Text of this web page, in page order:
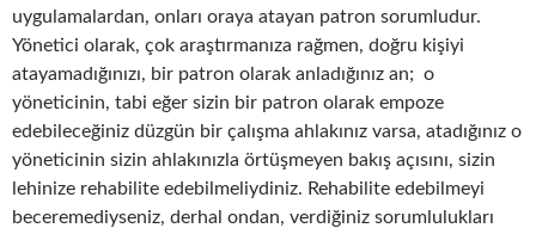
uygulamalardan, onları oraya atayan patron sorumludur.
Yönetici olarak, çok araştırmanıza rağmen, doğru kişiyi
atayamadığınızı, bir patron olarak anladığınız an; o
yöneticinin, tabi eğer sizin bir patron olarak empoze
edebileceğiniz düzgün bir çalışma ahlakınız varsa, atadığınız o
yöneticinin sizin ahlakınızla örtüşmeyen bakış açısını, sizin
lehinize rehabilite edebilmeliydiniz. Rehabilite edebilmeyi
beceremediyseniz, derhal ondan, verdiğiniz sorumlulukları